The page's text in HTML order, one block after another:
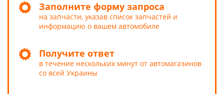
Заполните форму запроса
на запчасти, указав список запчастей и
информацию о вашем автомобиле
Получите ответ
в течение нескольких минут от автомагазинов
со всей Украины